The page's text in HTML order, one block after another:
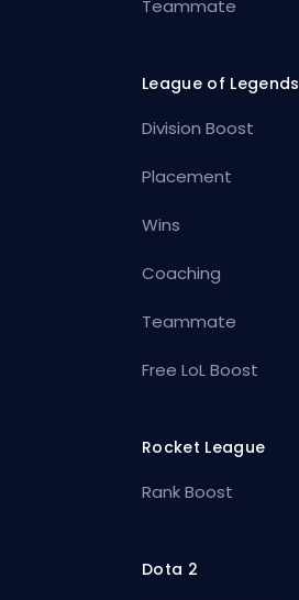
Teammate
League of Legends
Division Boost
Placement
Wins
Coaching
Teammate
Free LoL Boost
Rocket League
Rank Boost
Dota 2